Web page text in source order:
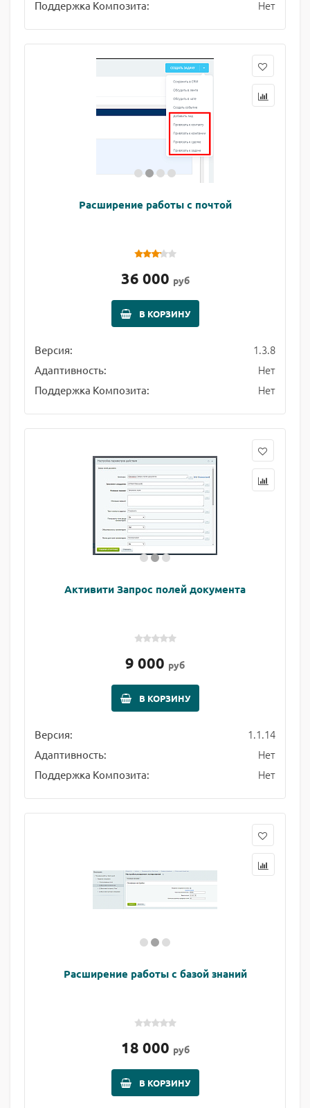
Поддержка Композита: Нет
Расширение работы с почтой
36 000 руб
В КОРЗИНУ
Версия: 1.3.8
Адаптивность: Нет
Поддержка Композита: Нет
Активити Запрос полей документа
9 000 руб
В КОРЗИНУ
Версия: 1.1.14
Адаптивность: Нет
Поддержка Композита: Нет
Расширение работы с базой знаний
18 000 руб
В КОРЗИНУ